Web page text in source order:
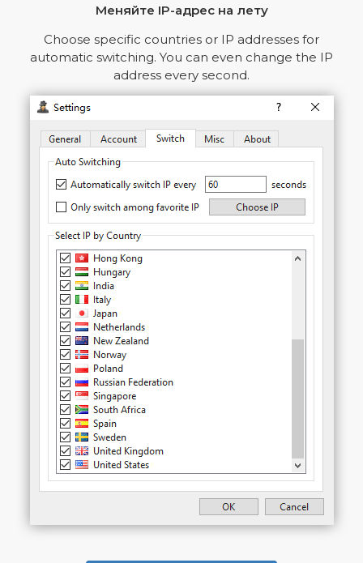
Меняйте IP-адрес на лету
Choose specific countries or IP addresses for
automatic switching. You can even change the IP
address every second.